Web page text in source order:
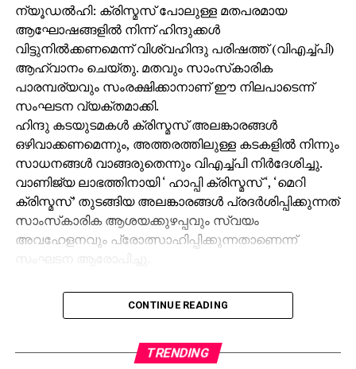
ന്യൂഡല്‍ഹി: ക്രിസ്മസ് പോലുള്ള മതപരമായ
ആഘോഷങ്ങളില്‍ നിന്ന് ഹിന്ദുക്കള്‍
വിട്ടുനില്‍ക്കണമെന്ന് വിശ്വഹിന്ദു പരിഷത്ത് (വിഎച്ച്പി)
ആഹ്വാനം ചെയ്തു. മതവും സാംസ്‌കാരിക
പാരമ്പര്യവും സംരക്ഷിക്കാനാണ് ഈ നിലപാടെന്ന്
സംഘടന വ്യക്തമാക്കി.
ഹിന്ദു കടയുടമകള്‍ ക്രിസ്മസ് അലങ്കാരങ്ങള്‍
ഒഴിവാക്കണമെന്നും, അത്തരത്തിലുള്ള കടകളില്‍ നിന്നും
സാധനങ്ങള്‍ വാങ്ങരുതെന്നും വിഎച്ച്പി നിര്‍ദേശിച്ചു.
വാണിജ്യ ലാഭത്തിനായി ‘ ഹാപ്പി ക്രിസ്മസ് ‘, ‘മെറി
ക്രിസ്മസ്’ തുടങ്ങിയ അലങ്കാരങ്ങള്‍ പ്രദര്‍ശിപ്പിക്കുന്നത്
സാംസ്‌കാരിക ആശയക്കുഴപ്പവും സ്വയം
അവഹേളനവും പ്രോത്സാഹിപ്പിക്കുന്നതാണെന്ന്
ഡിസംബര്‍ 13ന് വിഎച്ച്പി ഇന്ദ്രപ്രസ്ഥ പ്രവിശ്യാ
മന്ത്രി സുരേന്ദ്ര ഗുപ്ത കടയുടമകള്‍ക്കും ഷോപ്പിംഗ് മാള്‍
സ്ഥാപനങ്ങള്‍ക്കുമുള്ള കത്തില്‍ ക്രിസ്മസ്
CONTINUE READING
TRENDING